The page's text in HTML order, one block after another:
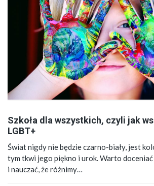
Szkoła dla wszystkich, czyli jak
LGBT+
Świat nigdy nie będzie czarno-biały, jest
tym tkwi jego piękno i urok. Warto
i nauczać, że różnimy…